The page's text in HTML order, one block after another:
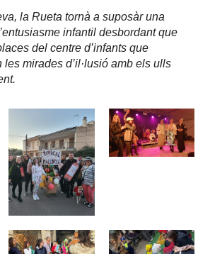
la Rueta tornà a suposàr una
infantil desbordant que
del centre d’infants que
les mirades d’il·lusió amb els ulls